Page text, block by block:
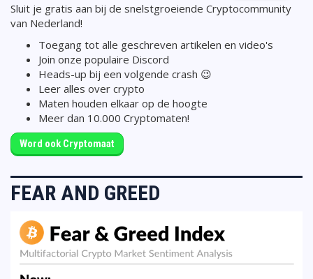
Sluit je gratis aan bij de snelstgroeiende Cryptocommunity
van Nederland!
Toegang tot alle geschreven artikelen en video's
Join onze populaire Discord
Heads-up bij een volgende crash 😉
Leer alles over crypto
Maten houden elkaar op de hoogte
Meer dan 10.000 Cryptomaten!
Word ook Cryptomaat
FEAR AND GREED